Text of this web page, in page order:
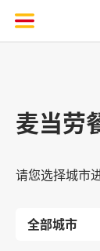
麦当劳
请您选择城市